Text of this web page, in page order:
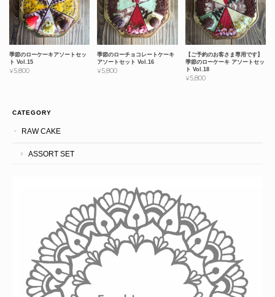
季節のローケーキアソートセッ
ト Vol.15
¥5,800
季節のローチョコレートケーキ
アソートセット Vol.16
¥5,800
【ご予約のお客さま専用です】
季節のローケーキ アソートセッ
ト Vol.18
¥5,800
CATEGORY
RAW CAKE
ASSORT SET